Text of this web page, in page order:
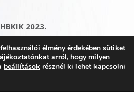
2023.
|Impresszum|
|Honlaptérképélmény érdekében sütiket
arról, hogy milyen
beállítások résznél ki lehet kapcsolni